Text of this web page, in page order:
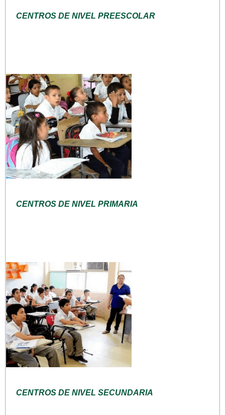
CENTROS DE NIVEL PREESCOLAR
CENTROS DE NIVEL PRIMARIA
CENTROS DE NIVEL SECUNDARIA